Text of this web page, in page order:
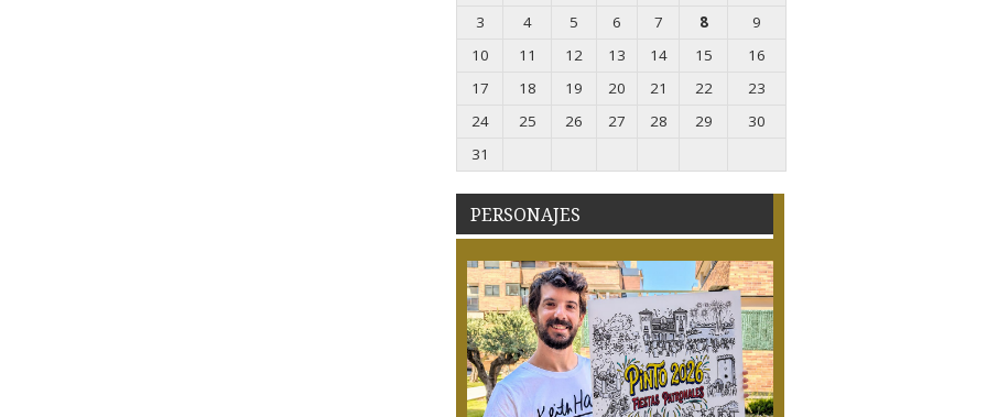
3
4 5 6 7 8
9
10
11 12 13 14 15
16
17
18 19 20 21 22
23
24
25 26 27 28 29
30
31
PERSONAJES